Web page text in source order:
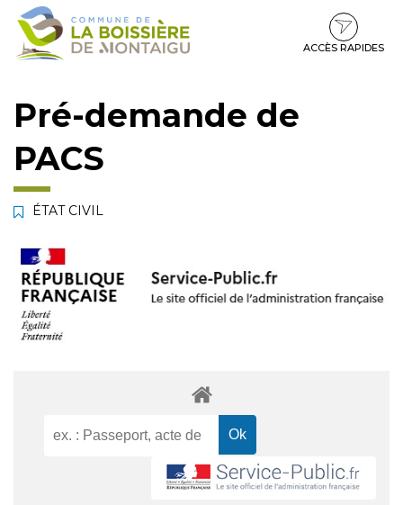
Gestion des traceurs
Aller
Aller
contenu
Aller
pied
ACCÈS RAPIDES
Pré-demande de
PACS
ÉTAT CIVIL